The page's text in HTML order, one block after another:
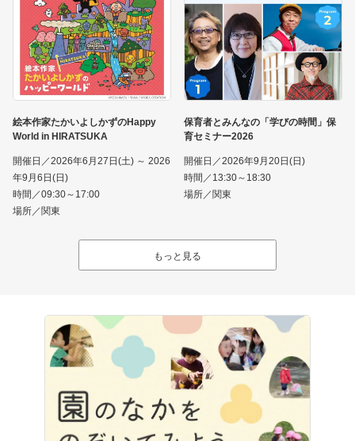
絵本作家たかいよしかずのHappy
World in HIRATSUKA
開催日／2026年6月27日(土) ～ 2026
年9月6日(日)
時間／09:30～17:00
場所／関東
保育者とみんなの「学びの時間」保
育セミナー2026
開催日／2026年9月20日(日)
時間／13:30～18:30
場所／関東
もっと見る